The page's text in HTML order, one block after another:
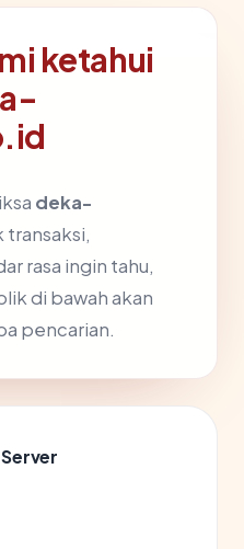
ketahui
deka-
transaksi,
rasa ingin tahu,
di bawah akan
pencarian.